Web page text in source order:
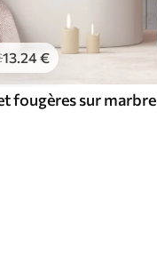
13.24€
fougères sur marbre